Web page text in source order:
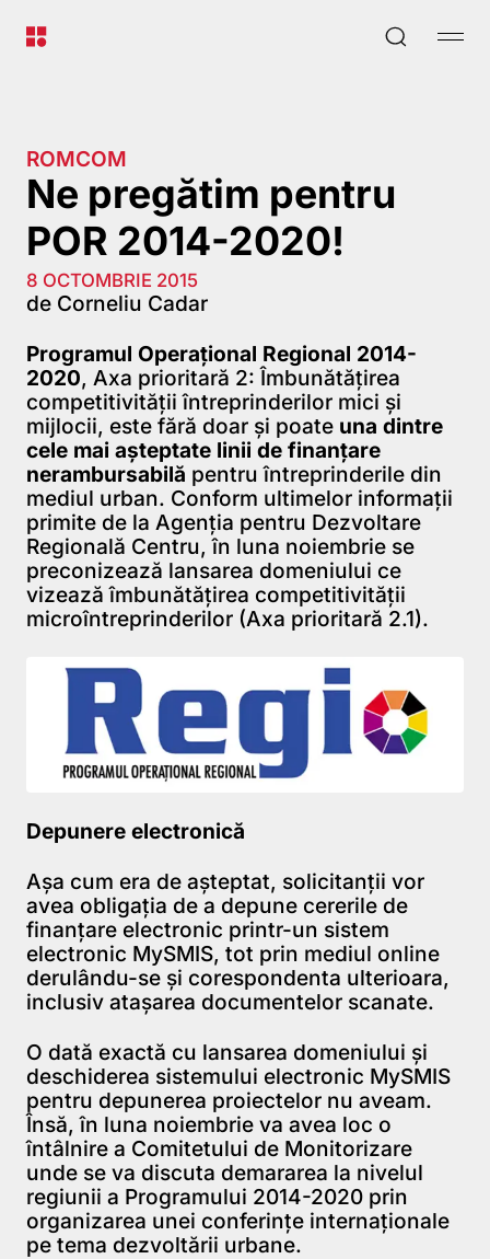
ROMCOM
Ne pregătim pentru
POR 2014-2020!
8 OCTOMBRIE 2015
de Corneliu Cadar
Programul Operațional Regional 2014-
2020, Axa prioritară 2: Îmbunătățirea
competitivității întreprinderilor mici și
mijlocii, este fără doar și poate una dintre
cele mai așteptate linii de finanțare
nerambursabilă pentru întreprinderile din
mediul urban. Conform ultimelor informații
primite de la Agenția pentru Dezvoltare
Regională Centru, în luna noiembrie se
preconizează lansarea domeniului ce
vizează îmbunătățirea competitivității
microîntreprinderilor (Axa prioritară 2.1).
Depunere electronică
Așa cum era de așteptat, solicitanții vor
avea obligația de a depune cererile de
finanțare electronic printr-un sistem
electronic MySMIS, tot prin mediul online
derulându-se și corespondenta ulterioara,
inclusiv atașarea documentelor scanate.
O dată exactă cu lansarea domeniului și
deschiderea sistemului electronic MySMIS
pentru depunerea proiectelor nu aveam.
Însă, în luna noiembrie va avea loc o
întâlnire a Comitetului de Monitorizare
unde se va discuta demararea la nivelul
regiunii a Programului 2014-2020 prin
organizarea unei conferințe internaționale
pe tema dezvoltării urbane.